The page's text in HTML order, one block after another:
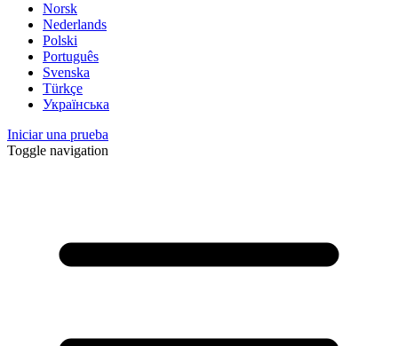
Norsk
Nederlands
Polski
Português
Svenska
Türkçe
Українська
Iniciar una prueba
Toggle navigation